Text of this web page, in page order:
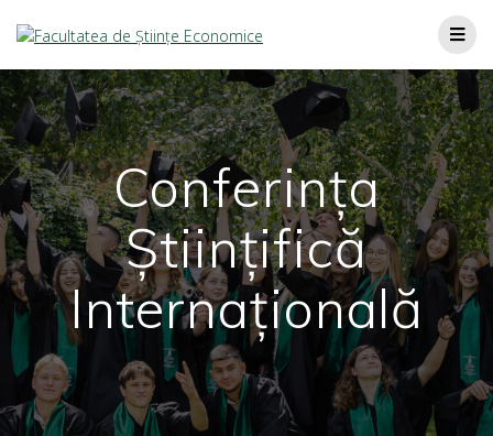
Conferința
Științifică
Internațională